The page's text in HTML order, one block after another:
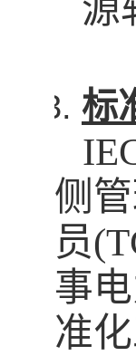
源
标
侧
员
事
准